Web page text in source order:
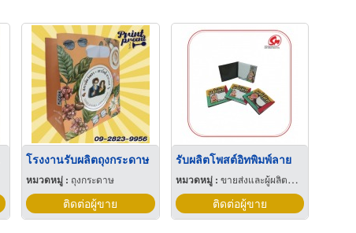
โรงงานรับผลิตถุงกระดาษ
หมวดหมู่ : ถุงกระดาษ
ติดต่อผู้ขาย
รับผลิตโพสต์อิทพิมพ์ลาย
หมวดหมู่ : ขายส่งและผู้ผลิตของขวัญและของชำร่วย
ติดต่อผู้ขาย